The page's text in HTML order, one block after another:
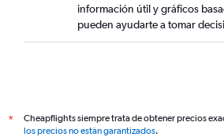
información útil y gráficos
pueden ayudarte a tomar
*
Cheapflights siempre trata de obtener precios
los precios no están garantizados.